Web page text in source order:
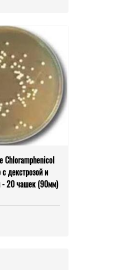
Chloramphenicol
декстрозой и
- 20 чашек (90мм)